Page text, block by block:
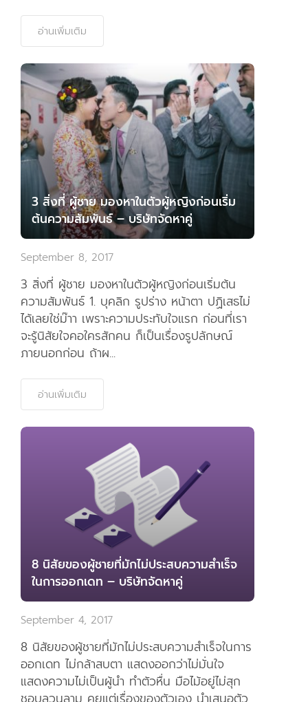
อ่านเพิ่มเติม
3 สิ่งที่ ผู้ชาย มองหาในตัวผู้หญิงก่อนเริ่ม
ต้นความสัมพันธ์ – บริษัทจัดหาคู่
September 8, 2017
3 สิ่งที่ ผู้ชาย มองหาในตัวผู้หญิงก่อนเริ่มต้น
ความสัมพันธ์ 1. บุคลิก รูปร่าง หน้าตา ปฏิเสธไม่
ได้เลยใช่ม๊าา เพราะความประทับใจแรก ก่อนที่เรา
จะรู้นิสัยใจคอใครสักคน ก็เป็นเรื่องรูปลักษณ์
ภายนอกก่อน ถ้าผ...
อ่านเพิ่มเติม
8 นิสัยของผู้ชายที่มักไม่ประสบความสำเร็จ
ในการออกเดท – บริษัทจัดหาคู่
September 4, 2017
8 นิสัยของผู้ชายที่มักไม่ประสบความสำเร็จในการ
ออกเดท ไม่กล้าสบตา แสดงออกว่าไม่มั่นใจ
แสดงความไม่เป็นผู้นำ ทำตัวหื่น มือไม้อยู่ไม่สุก